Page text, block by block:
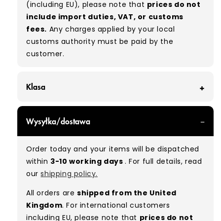
(including EU), please note that prices do not
include import duties, VAT, or customs
fees. Any charges applied by your local
customs authority must be paid by the
customer.
Klasa
can expect items that are in great condition
with minimal signs of wear. While they are
used, they remain free of significant defects
and are in excellent shape overall.
Please note:As these are vintage/used
garments, a small percentage (5–10%) may
Wysyłka/dostawa
Order today and your items will be dispatched
within 3-10 working days. For full details, read
ourshipping policy.
All orders are shipped from the United
Kingdom. For international customers
including EU, please note that prices do not